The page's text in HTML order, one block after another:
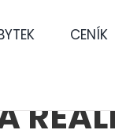
CENÍK